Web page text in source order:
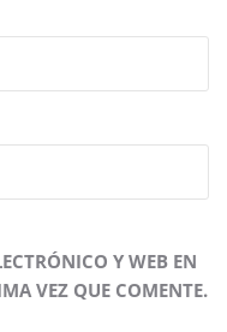
Y WEB EN
VEZ QUE COMENTE.